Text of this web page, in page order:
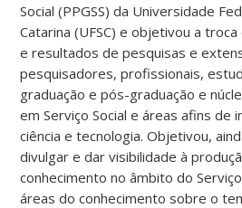
Social (PPGSS) da Universidade
Catarina (UFSC) e objetivou a
e resultados de pesquisas e
pesquisadores, profissionais,
graduação e pós-graduação e
em Serviço Social e áreas afins de
ciência e tecnologia. Objetivou,
divulgar e dar visibilidade à
conhecimento no âmbito do
áreas do conhecimento sobre o